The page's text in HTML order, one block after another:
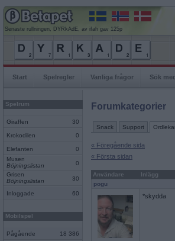
Senaste rullningen, DYRkAdE, av ifah gav 125p
Start Spelregler Vanliga frågor Sök
Spelrum
Giraffen 30
Krokodilen 0
Elefanten
0
Musen
Böjningslistan
0
Grisen
Böjningslistan
30
Inloggade 60
Mobilspel
Pågående 18 386
Forumkategorier
Snack Support
« Föregående sida
« Första sidan
Användare
Inlägg
pogu
*skydda